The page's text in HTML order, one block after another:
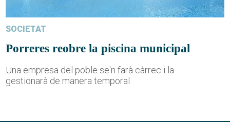
SOCIETAT
Porreres reobre la piscina municipal
Una empresa del poble se'n farà càrrec i la
gestionarà de manera temporal